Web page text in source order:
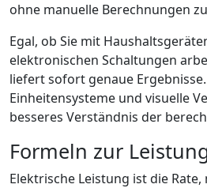
ohne manuelle Berechnungen
Egal, ob Sie mit
elektronischen Schaltungen
liefert sofort genaue
Einheitensysteme und visuelle
besseres Verständnis der
Formeln zur
Elektrische Leistung ist die